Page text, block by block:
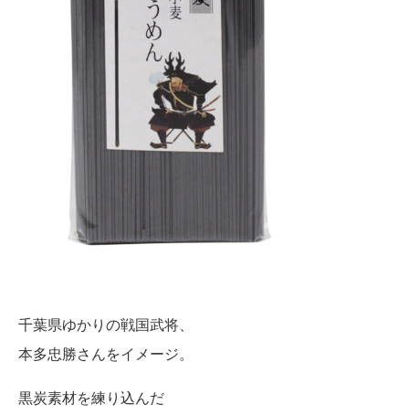
千葉県ゆかりの戦国武将、
本多忠勝さんをイメージ。
黒炭素材を練り込んだ